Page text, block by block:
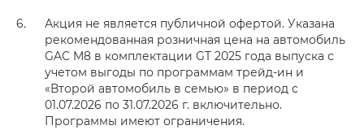
Акция не является публичной офертой. Указана
рекомендованная розничная цена на автомобиль
GAC M8 в комплектации GT 2025 года выпуска с
учетом выгоды по программам трейд-ин и
«Второй автомобиль в семью» в период с
01.07.2026 по 31.07.2026 г. включительно.
Программы имеют ограничения.